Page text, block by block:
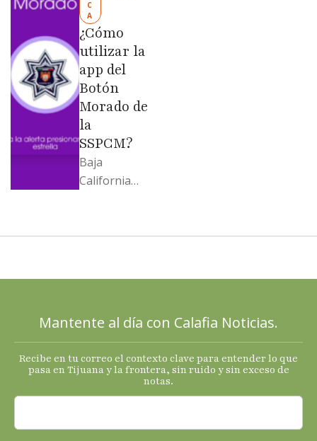
Evangelina
Moreno no
soportó; Los
…
C
A
¿Cómo
utilizar la
app del
Botón
Morado de
la
SSPCM?
Baja
California
2025 con
termómetro
s
económicos.
Mantente al día con Calafia Noticias.
Recibe en tu correo el contexto clave para entender lo que
pasa en Tijuana y la frontera, sin ruido y sin exceso de
notas.